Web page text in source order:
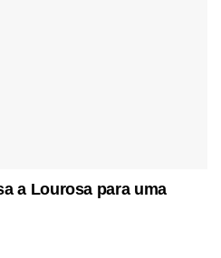
a Lourosa para uma